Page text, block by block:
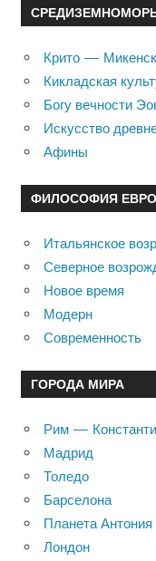
Крито —
Кикладская
Богу вечности
Искусство
Афины
ФИЛОСОФИЯ
Итальянское
Северное
Новое время
Модерн
Современность
ГОРОДА МИРА
Рим —
Мадрид
Толедо
Барселона
Планета Антония
Лондон